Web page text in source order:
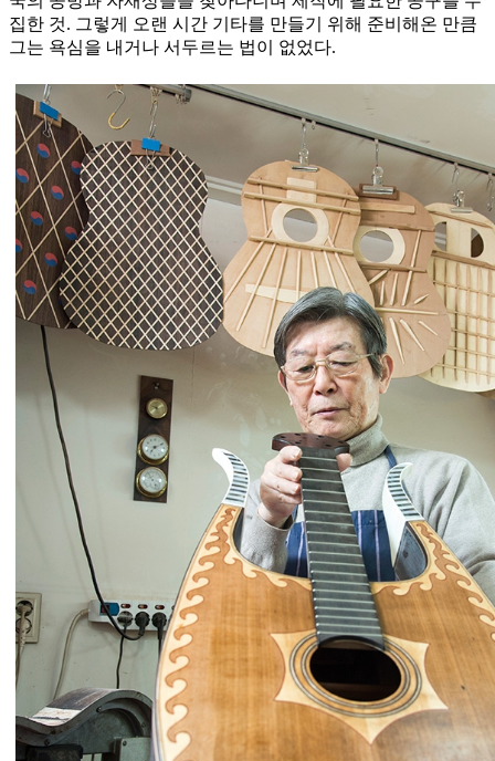
집한 것. 그렇게 오랜 시간 기타를 만들기 위해 준비해온 만큼
그는 욕심을 내거나 서두르는 법이 없었다.